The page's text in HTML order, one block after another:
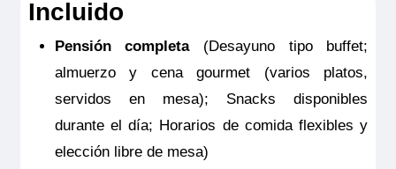
NOTAS:Este seguro opcional sólo es
válido para clientes residentes en España
y deberá ser contratado y pagado en el
momento de la confirmación del viaje. Las
coberturas del seguro son válidas
solamente para los servicios contratados
Incluido
Pensión completa (Desayuno tipo buffet;
almuerzo y cena gourmet (varios platos,
servidos en mesa); Snacks disponibles
durante el día; Horarios de comida flexibles y
elección libre de mesa)